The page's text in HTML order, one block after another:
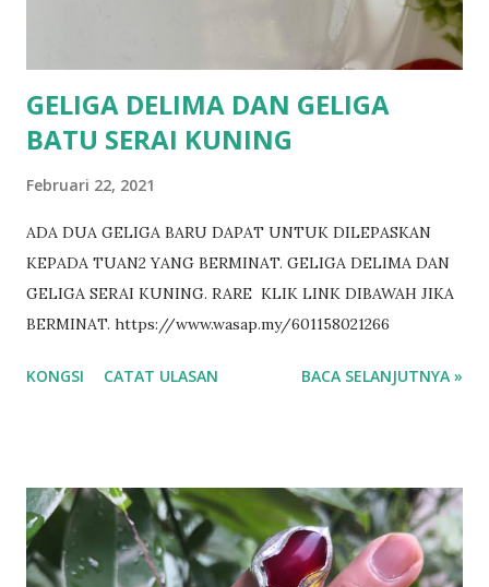
GELIGA DELIMA DAN GELIGA
BATU SERAI KUNING
Februari 22, 2021
ADA DUA GELIGA BARU DAPAT UNTUK DILEPASKAN
KEPADA TUAN2 YANG BERMINAT. GELIGA DELIMA DAN
GELIGA SERAI KUNING. RARE KLIK LINK DIBAWAH JIKA
BERMINAT. https://www.wasap.my/601158021266
KONGSI CATAT ULASAN BACA SELANJUTNYA »